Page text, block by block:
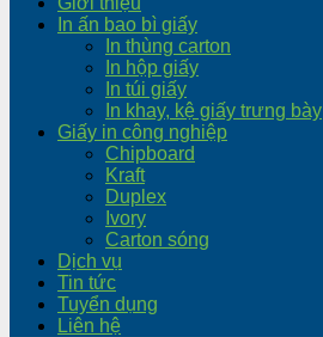
In ấn bao bì giấy
In thùng carton
In hộp giấy
In túi giấy
In khay, kệ giấy trưng bày
Giấy in công nghiệp
Chipboard
Kraft
Duplex
Ivory
Carton sóng
Dịch vụ
Tin tức
Tuyển dụng
Liên hệ